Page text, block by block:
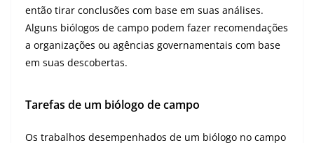
então tirar conclusões com base em suas análises.
Alguns biólogos de campo podem fazer recomendações
a organizações ou agências governamentais com base
em suas descobertas.
Tarefas de um biólogo de campo
Os trabalhos desempenhados de um biólogo no campo